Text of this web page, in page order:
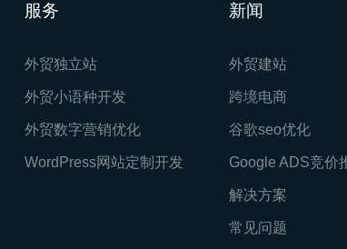
服务
外贸独立站
外贸小语种开发
外贸数字营销优化
WordPress网站定制开发
新闻
外贸建站
跨境电商
谷歌seo优化
Google ADS竞价
解决方案
常见问题